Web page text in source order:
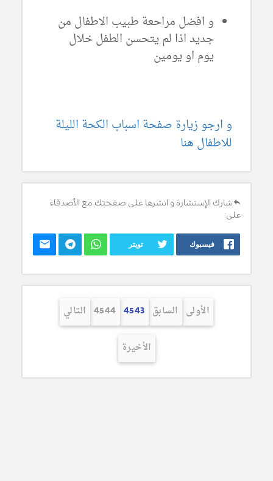
و افضل مراحعة طبيب الاطفال من
جديد اذا لم يتحسن الطفل خلال
يوم او يومين
و ارجو زيارة صفحة اسباب الكحة الليلة
للاطفال هنا
شارك الإستشارة و انشرها على صفحتك مع الأصدقاء
على:
فيسبوك تويتر
الأولى السابق 4543
4544 التالي
الأخيرة